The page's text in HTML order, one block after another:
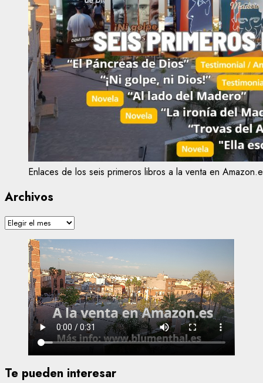
Enlaces de los seis primeros libros a la venta en
Archivos
Archivos
Te pueden interesar